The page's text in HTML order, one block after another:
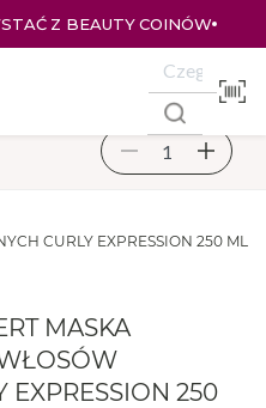
Z BEAUTY COINÓW
CURLY EXPRESSION 250 ML
MASKA
EXPRESSION 250